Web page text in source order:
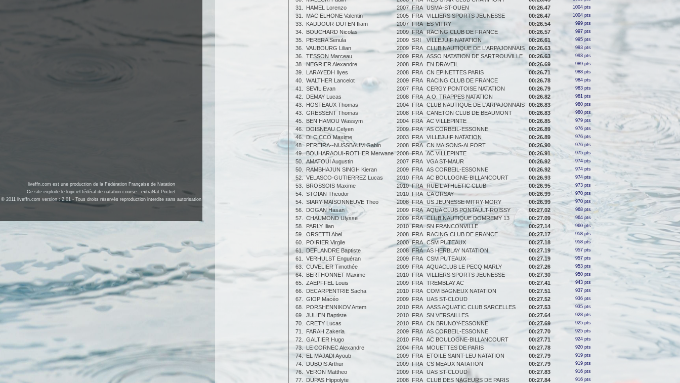
31. HAMEL Lorenzo 2007 FRA USMA-ST-OUEN 00:26.47 1004 pts
31. MAC ELHONE Valentin 2005 FRA VILLIERS SPORTS JEUNESSE 00:26.47 1004 pts
33. KADDOUR-DUTEN Iliam 2007 FRA ES VITRY 00:26.54 999 pts
34. BOUCHARD Nicolas 2009 FRA RACING CLUB DE FRANCE 00:26.57 997 pts
35. PERERA Senula 2009 SRI VILLEJUIF NATATION 00:26.61 995 pts
36. VAUBOURG Lilian 2009 FRA CLUB NAUTIQUE DE L'ARPAJONNAIS 00:26.63 993 pts
36. TESSON Marceau 2009 FRA ASSO NATATION DE SARTROUVILLE 00:26.63 993 pts
38. NEGRIER Alexandre 2008 FRA EN DRAVEIL 00:26.69 989 pts
39. LARAYEDH Ilyes 2008 FRA CN EPINETTES PARIS 00:26.71 988 pts
40. WALTHER Lancelot 2009 FRA RACING CLUB DE FRANCE 00:26.78 984 pts
41. SEVIL Evan 2007 FRA CERGY PONTOISE NATATION 00:26.79 983 pts
42. DEMAY Lucas 2008 FRA A.O. TRAPPES NATATION 00:26.82 981 pts
43. HOSTEAUX Thomas 2004 FRA CLUB NAUTIQUE DE L'ARPAJONNAIS 00:26.83 980 pts
43. GRESSENT Thomas 2008 FRA CANETON CLUB DE BEAUMONT 00:26.83 980 pts
45. BEN HAMOU Wassym 2004 FRA AC VILLEPINTE 00:26.85 979 pts
46. DOISNEAU Celyen 2009 FRA AS CORBEIL-ESSONNE 00:26.89 976 pts
46. DI CICCO Maxime 2003 FRA VILLEJUIF NATATION 00:26.89 976 pts
48. PEREIRA--NUSSBAUM Gabin 2008 FRA CN MAISONS-ALFORT 00:26.90 976 pts
49. BOUHARAOUI-ROTHER Merwane 2008 FRA AC VILLEPINTE 00:26.91 975 pts
50. AMATOUI Augustin 2007 FRA VGA ST-MAUR 00:26.92 974 pts
50. RAMBHAJUN SINGH Kieran 2009 FRA AS CORBEIL-ESSONNE 00:26.92 974 pts
52. VELASCO-GUTIERREZ Lucas 2010 FRA AC BOULOGNE-BILLANCOURT 00:26.93 974 pts
53. BROSSOIS Maxime 2010 FRA RUEIL ATHLETIC CLUB 00:26.95 973 pts
54. STOIAN Theodor 2010 FRA CA ORSAY 00:26.99 970 pts
54. SIARY-MAISONNEUVE Theo 2008 FRA US JEUNESSE MITRY-MORY 00:26.99 970 pts
56. DOGAN Hasan 2009 FRA AQUA CLUB PONTAULT-ROISSY 00:27.02 968 pts
57. CHAUMOND Ulysse 2009 FRA CLUB NAUTIQUE DOMREMY 13 00:27.09 964 pts
58. PARLY Ilian 2010 FRA SN FRANCONVILLE 00:27.14 960 pts
59. ORSETTI Abel 2008 FRA RACING CLUB DE FRANCE 00:27.17 958 pts
60. POIRIER Virgile 2000 FRA CSM PUTEAUX 00:27.18 958 pts
61. DEFLANDRE Baptiste 2008 FRA AS HERBLAY NATATION 00:27.19 957 pts
61. VERHULST Enguéran 2009 FRA CSM PUTEAUX 00:27.19 957 pts
63. CUVELIER Timothée 2009 FRA AQUACLUB LE PECQ MARLY 00:27.26 953 pts
64. BERTHONNET Maxime 2010 FRA VILLIERS SPORTS JEUNESSE 00:27.30 950 pts
65. ZAEPFFEL Louis 2009 FRA TREMBLAY AC 00:27.41 943 pts
66. DECARPENTRIE Sacha 2010 FRA COM BAGNEUX NATATION 00:27.51 937 pts
67. GIOP Macéo 2009 FRA UAS ST-CLOUD 00:27.52 936 pts
68. PORSHENNIKOV Artem 2010 FRA AASS AQUATIC CLUB SARCELLES 00:27.53 935 pts
69. JULIEN Baptiste 2010 FRA SN VERSAILLES 00:27.64 928 pts
70. CRETY Lucas 2010 FRA CN BRUNOY-ESSONNE 00:27.69 925 pts
71. FARAH Zakeria 2009 FRA AS CORBEIL-ESSONNE 00:27.70 925 pts
72. GALTIER Hugo 2010 FRA AC BOULOGNE-BILLANCOURT 00:27.71 924 pts
73. LE CORNEC Alexandre 2004 FRA MOUETTES DE PARIS 00:27.78 920 pts
74. EL MAJADI Ayoub 2009 FRA ETOILE SAINT-LEU NATATION 00:27.79 919 pts
74. DUBOIS Arthur 2009 FRA CS MEAUX NATATION 00:27.79 919 pts
76. VERON Mattheo 2009 FRA UAS ST-CLOUD 00:27.83 916 pts
77. DUPAS Hippolyte 2008 FRA CLUB DES NAGEURS DE PARIS 00:27.84 916 pts
liveffn.com est une production de la Fédération Française de Natation
Ce site exploite le logiciel fédéral de natation course : extraNat-Pocket
© 2011 liveffn.com version : 2.01 - Tous droits réservés reproduction interdite sans autorisation